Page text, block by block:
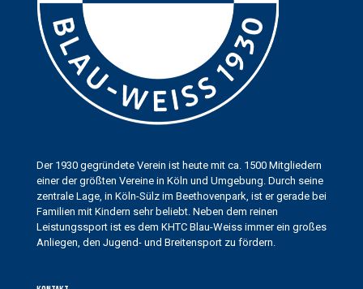
Der 1930 gegründete Verein ist heute mit ca. 1500 Mitgliedern
einer der größten Vereine in Köln und Umgebung. Durch seine
zentrale Lage, in Köln-Sülz im Beethovenpark, ist er gerade bei
Familien mit Kindern sehr beliebt. Neben dem reinen
Leistungssport ist es dem KHTC Blau-Weiss immer ein großes
Anliegen, den Jugend- und Breitensport zu fördern.